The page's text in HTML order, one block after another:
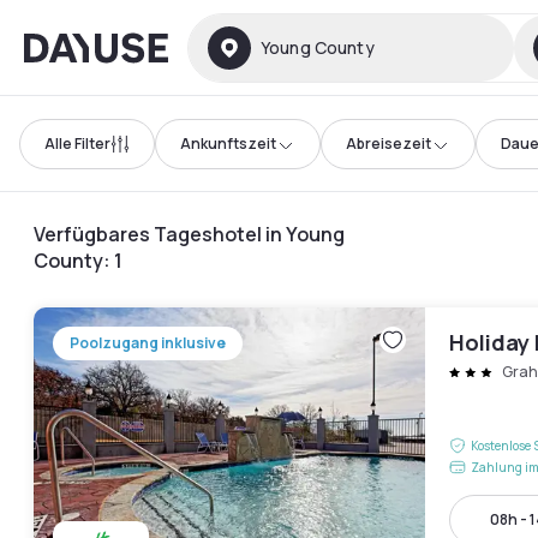
Dayuse Young County
Alle Filter Ankunftszeit Abreisezeit
Verfügbares Tageshotel in Young
County: 1
Poolzugang inklusive Holiday
Kostenlose
Zahlung
08h -